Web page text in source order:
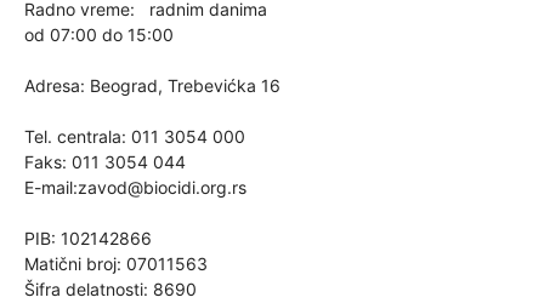
Radno vreme: radnim danima
od 07:00 do 15:00
Adresa: Beograd, Trebevićka 16
Tel. centrala: 011 3054 000
Faks: 011 3054 044
E-mail:zavod@biocidi.org.rs
PIB: 102142866
Matični broj: 07011563
Šifra delatnosti: 8690